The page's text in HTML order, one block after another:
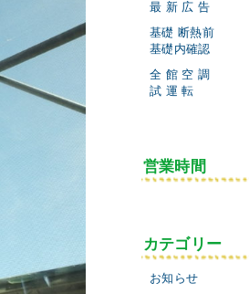
最 新 広 告
基礎 断熱前
基礎内確認
全 館 空 調
試 運 転
営業時間
カテゴリー
お知らせ